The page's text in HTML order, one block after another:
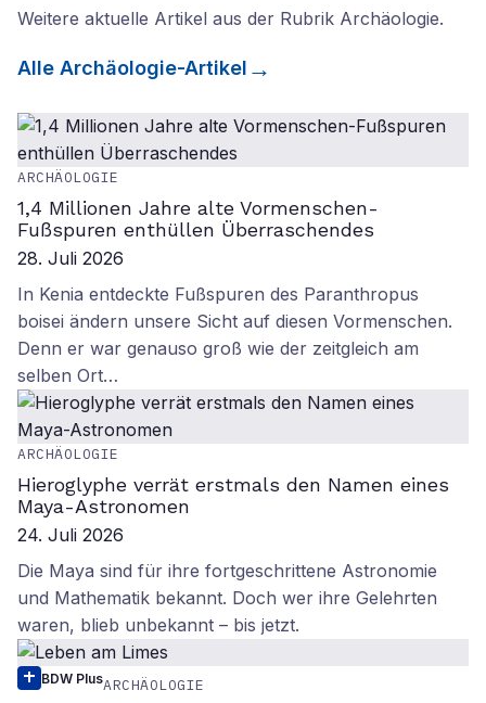
Weitere aktuelle Artikel aus der Rubrik Archäologie.
Alle Archäologie-Artikel
ARCHÄOLOGIE
1,4 Millionen Jahre alte Vormenschen-
Fußspuren enthüllen Überraschendes
28. Juli 2026
In Kenia entdeckte Fußspuren des Paranthropus
boisei ändern unsere Sicht auf diesen Vormenschen.
Denn er war genauso groß wie der zeitgleich am
selben Ort…
ARCHÄOLOGIE
Hieroglyphe verrät erstmals den Namen eines
Maya-Astronomen
24. Juli 2026
Die Maya sind für ihre fortgeschrittene Astronomie
und Mathematik bekannt. Doch wer ihre Gelehrten
waren, blieb unbekannt – bis jetzt.
BDW PlusARCHÄOLOGIE